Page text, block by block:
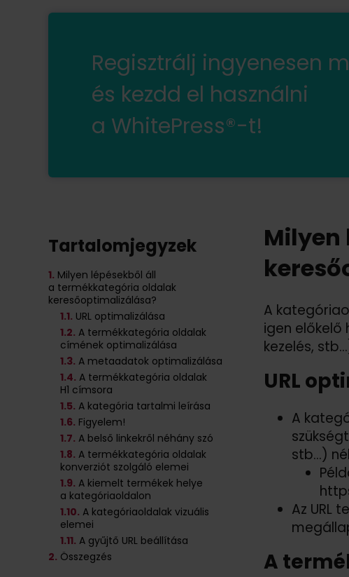
Regisztrálj ingyenesen
és kezdd el használni
a WhitePress®-t!
Tartalomjegyzek
1. Milyen lépésekből áll
a termékkategória oldalak
keresőoptimalizálása?
1.1. URL optimalizálása
1.2. A termékkategória oldalak
címének optimalizálása
1.3. A metaadatok optimalizálása
1.4. A termékkategória oldalak
H1 címsora
1.5. A kategória tartalmi leírása
1.6. Figyelem!
1.7. A belső linkekről néhány szó
1.8. A termékkategória oldalak
konverziót szolgáló elemei
1.9. A kiemelt termékek helye
a kategóriaoldalon
1.10. A kategóriaoldalak vizuális
elemei
1.11. A gyűjtő URL beállítása
2. Összegzés
A
igen előkelő
kezelés,
URL
A
stb…)
Az URL
A